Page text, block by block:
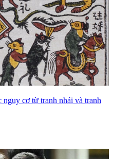
cơ từ tranh nhái và tranh